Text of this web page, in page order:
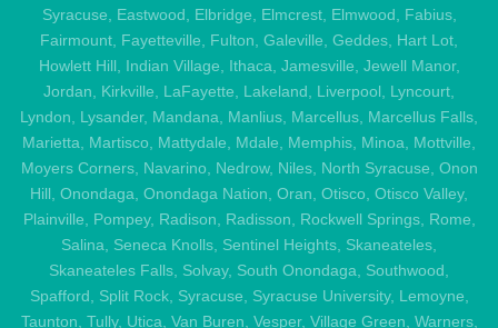
Syracuse, Eastwood, Elbridge, Elmcrest, Elmwood, Fabius,
Fairmount, Fayetteville, Fulton, Galeville, Geddes, Hart Lot,
Howlett Hill, Indian Village, Ithaca, Jamesville, Jewell Manor,
Jordan, Kirkville, LaFayette, Lakeland, Liverpool, Lyncourt,
Lyndon, Lysander, Mandana, Manlius, Marcellus, Marcellus Falls,
Marietta, Martisco, Mattydale, Mdale, Memphis, Minoa, Mottville,
Moyers Corners, Navarino, Nedrow, Niles, North Syracuse, Onon
Hill, Onondaga, Onondaga Nation, Oran, Otisco, Otisco Valley,
Plainville, Pompey, Radison, Radisson, Rockwell Springs, Rome,
Salina, Seneca Knolls, Sentinel Heights, Skaneateles,
Skaneateles Falls, Solvay, South Onondaga, Southwood,
Spafford, Split Rock, Syracuse, Syracuse University, Lemoyne,
Taunton, Tully, Utica, Van Buren, Vesper, Village Green, Warners,